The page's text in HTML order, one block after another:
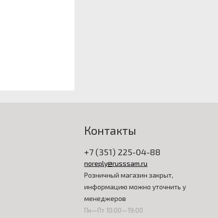
Контакты
+7 (351) 225-04-88
noreply@russsam.ru
Розничный магазин закрыт,
информацию можно уточнить у
менеджеров
Пн—Пт 10:00—19:00